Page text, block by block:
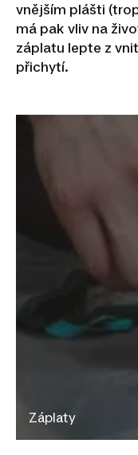
vnějším plášti
má pak vliv na
záplatu lepte z
přichytí.
Záplaty